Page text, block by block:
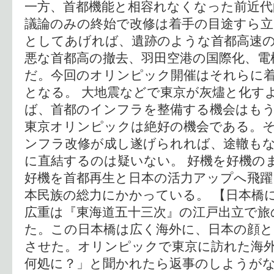
一方、首都機能と相容れなくなった前近
議論のみの終始で改修は着手の目途すら
としてあげれば、遺跡のような首都高速
悪な首都高の撤去、羽田空港の国際化、
だ。今回のオリンピック開催はそれらに
となる。 大地震などで東京が灰燼と化す
ば、首都のインフラを整備する機会はも
東京オリンピックは絶好の機会である。
ンフラ改修が成し遂げられれば、途轍も
に直結するのは疑いない。 好機を好機の
好機を首都再生と日本の活力アップへ飛
本民族の総力にかかっている。 【日本橋
広重は『東海道五十三次』の江戸出立で
た。この日本橋は広く海外に、日本の顔
させた。オリンピックで東京に訪れた海
何処に？」と聞かれたら返事のしようが